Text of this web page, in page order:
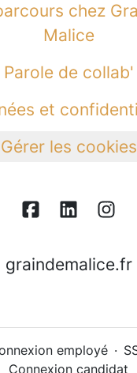
chez
Malice
Parole de collab'
et
Gérer les cookies
graindemalice.fr
employé ·
Connexion candidat